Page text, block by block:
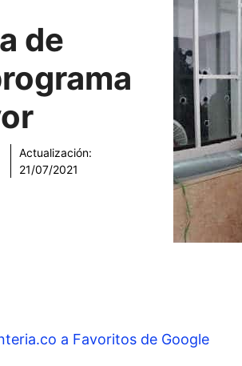
de
Actualización:
21/07/2021
a Favoritos de Google